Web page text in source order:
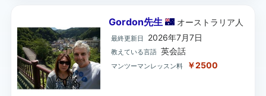
Gordon先生 オーストラリア 人
最終更新日 2026年7月7日
教えている言語 英会話
マンツーマンレッスン料 ￥2500